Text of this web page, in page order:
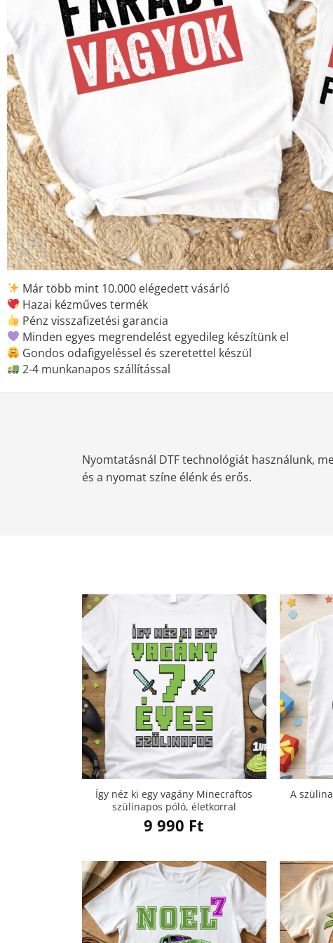
Már több mint 10.000 elégedett vásárló
Hazai kézműves termék
Pénz visszafizetési garancia
Minden egyes megrendelést egyedileg készítünk el
Gondos odafigyeléssel és szeretettel készül
2-4 munkanapos szállítással
Nyomtatásnál DTF technológiát használunk,
és a nyomat színe élénk és erős.
Így néz ki egy vagány Minecraftos
szülinapos póló, életkorral
9 990 Ft
A